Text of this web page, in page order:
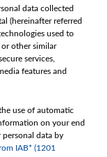
data collected
(hereinafter referred
used to
or other similar
services,
features and
use of automatic
on your end
personal data by
IAB* (1201